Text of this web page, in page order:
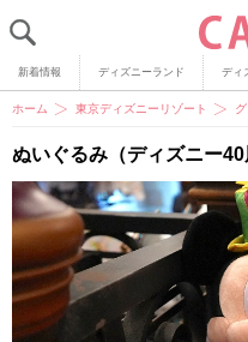
新着情報 ディズニーランド ディ
ホーム 東京ディズニーリゾート
ぬいぐるみ（ディズニー40